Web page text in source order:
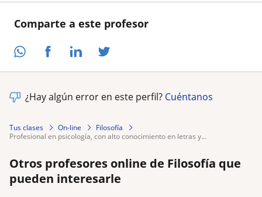
Comparte a este profesor
¿Hay algún error en este perfil? Cuéntanos
Tus clases On-line
Filosofía
profesional en psicología, con alto conocimiento en letras y...
Otros profesores online de Filosofía que
pueden interesarle